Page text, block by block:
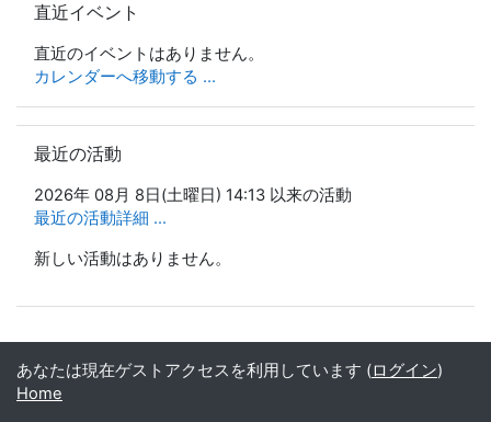
直近イベント
直近のイベントはありません。
カレンダーへ移動する ...
最近の活動
2026年 08月 8日(土曜日) 14:13 以来の活動
最近の活動詳細 ...
新しい活動はありません。
あなたは現在ゲストアクセスを利用しています (ログイン)
Home